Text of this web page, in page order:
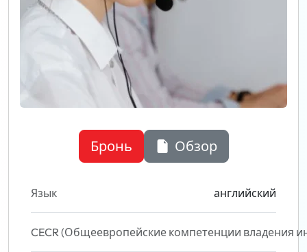
Бронь Обзор
Язык английский
CECR (Общеевропейские компетенции владения